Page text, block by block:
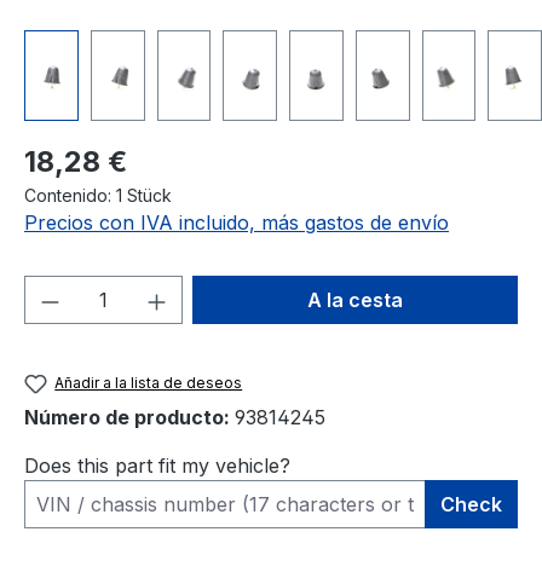
Precio normal:
18,28 €
Contenido: 1 Stück
Precios con IVA incluido, más gastos de envío
Cantidad del producto: introduce la
A la cesta
Añadir a la lista de deseos
Número de producto: 93814245
Does this part fit my vehicle?
Check